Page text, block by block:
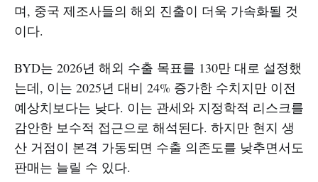
며, 중국 제조사들의 해외 진출이 더욱 가속화될 것
이다.
BYD는 2026년 해외 수출 목표를 130만 대로 설정했
는데, 이는 2025년 대비 24% 증가한 수치지만 이전
예상치보다는 낮다. 이는 관세와 지정학적 리스크를
감안한 보수적 접근으로 해석된다. 하지만 현지 생
산 거점이 본격 가동되면 수출 의존도를 낮추면서도
판매는 늘릴 수 있다.​